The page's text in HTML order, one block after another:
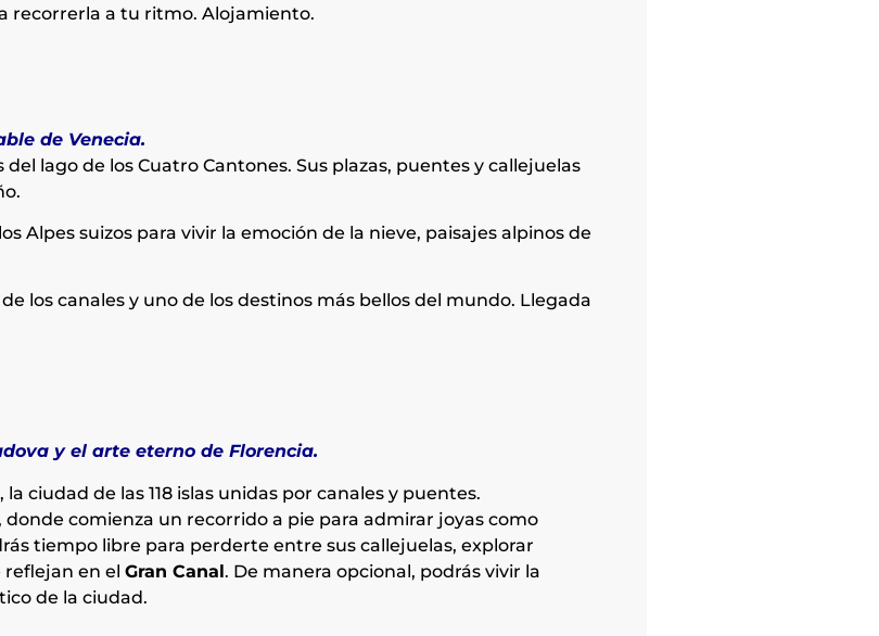
recorrerla a tu ritmo. Alojamiento.
de Venecia.
lago de los Cuatro Cantones. Sus plazas, puentes y callejuelas
Alpes suizos para vivir la emoción de la nieve, paisajes alpinos de
los canales y uno de los destinos más bellos del mundo. Llegada
y el arte eterno de Florencia.
, la ciudad de las 118 islas unidas por canales y puentes.
donde comienza un recorrido a pie para admirar joyas como
tiempo libre para perderte entre sus callejuelas, explorar
reflejan en el Gran Canal. De manera opcional, podrás vivir la
de la ciudad.